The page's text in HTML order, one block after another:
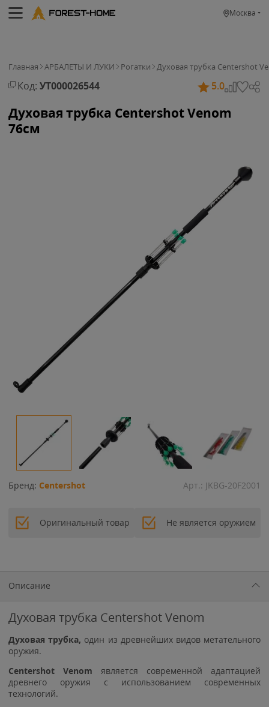
Москва
Главная АРБАЛЕТЫ И ЛУКИ Рогатки Духовая трубка Centershot
Код: УТ000026544 5.0
Духовая трубка Centershot Venom
76см
Бренд: Centershot Арт.: JKBG-20F2001
Оригинальный товар Не является оружием
Описание
Духовая трубка Centershot Venom
Духовая трубка, один из древнейших видов метательного
оружия.
Centershot Venom является современной адаптацией
древнего оружия с использованием современных
технологий.